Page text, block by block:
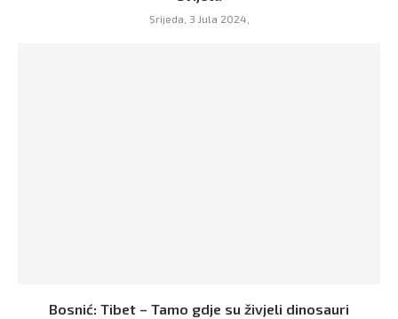
Srijeda, 3 Jula 2024,
Bosnić: Tibet – Tamo gdje su živjeli dinosauri